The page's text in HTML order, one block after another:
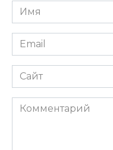
Имя
Email
Сайт
Комментарий